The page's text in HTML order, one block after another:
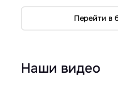
Перейти в
Наши видео